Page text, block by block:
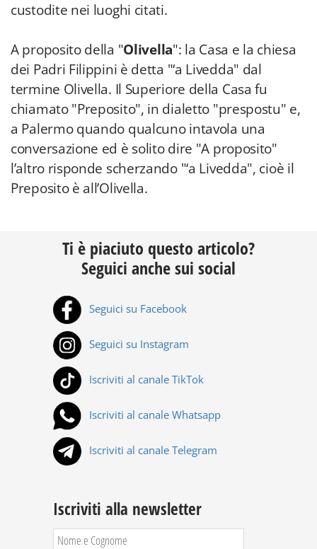
custodite nei luoghi citati.
A proposito della "Olivella": la Casa e la chiesa
dei Padri Filippini è detta "‘a Livedda" dal
termine Olivella. Il Superiore della Casa fu
chiamato "Preposito", in dialetto "prespostu" e,
a Palermo quando qualcuno intavola una
conversazione ed è solito dire "A proposito"
l’altro risponde scherzando "‘a Livedda", cioè il
Preposito è all’Olivella.
Ti è piaciuto questo articolo?
Seguici anche sui social
Seguici su Facebook
Seguici su Instagram
Iscriviti al canale TikTok
Iscriviti al canale Whatsapp
Iscriviti al canale Telegram
Iscriviti alla newsletter